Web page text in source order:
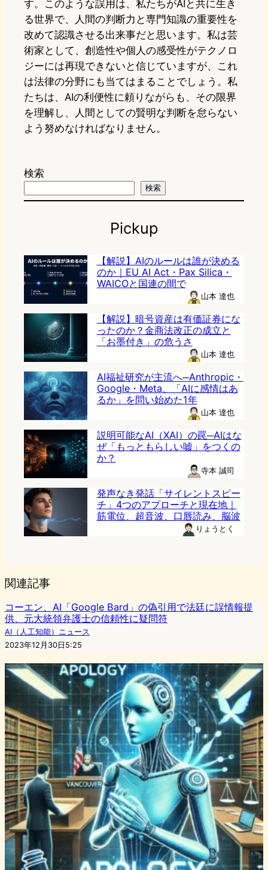
す。このような誤用は、私たちがAIと共に生き
る世界で、人間の判断力と専門知識の重要性を
改めて認識させる出来事だと思います。私は芸
術家として、創造性や個人の感受性がテクノロ
ジーには再現できないと信じていますが、これ
は法律の分野にも当てはまることでしょう。私
たちは、AIの利便性に頼りながらも、その限界
を理解し、人間としての賢明な判断を怠らない
よう努めなければなりません。
検索
検索
Pickup
【解説】AIのルールは誰が決める
のか｜EU AI Act・Pax Silica・
WAICOと国連の間で
山本 達也
【解説】暗号資産は有価証券にな
ったのか？金商法改正の成立と
「お墨付き」の危うさ
山本 達也
AI福祉研究が主流へ─Anthropic・
Google・Meta、「AIに感情はあ
るか」を問い始めた1年
山本 達也
説明可能なAI（XAI）の罠─AIはな
ぜ「もっともらしい嘘」をつくの
か？
寺本 誠司
発声なき発話「サイレントスピー
チ」4つのアプローチと現在地｜
筋電位、超音波、口唇読み、脳波
りょうとく
関連記事
コーエン、AI「Google Bard」の偽引用で法廷に誤情報提
供、元大統領弁護士の信頼性に疑問符
AI（人工知能）ニュース
2023年12月30日5:25